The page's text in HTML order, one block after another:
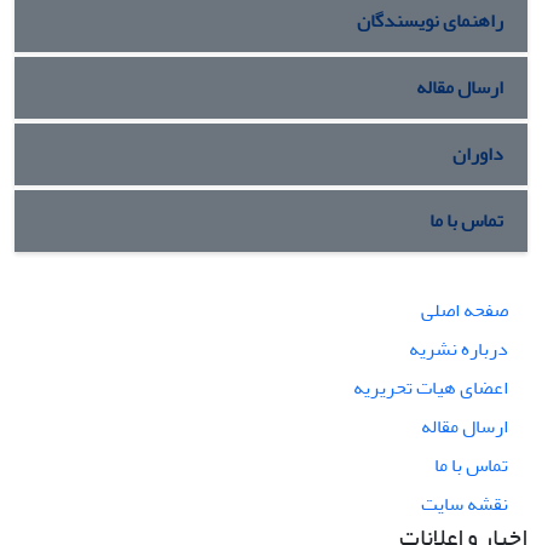
راهنمای نویسندگان
ارسال مقاله
داوران
تماس با ما
صفحه اصلی
درباره نشریه
اعضای هیات تحریریه
ارسال مقاله
تماس با ما
نقشه سایت